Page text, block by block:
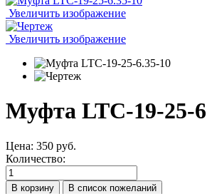
Увеличить изображение
Увеличить изображение
Муфта LTC-19-25-
Цена: 350 руб.
Количество: